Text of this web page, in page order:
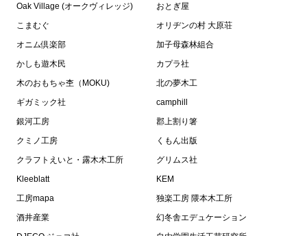
Oak Village (オークヴィレッジ)
おとぎ屋
こまむぐ
オリヂンの村 大原荘
オニム倶楽部
加子母森林組合
かしも遊木民
カプラ社
木のおもちゃ杢（MOKU)
北の夢木工
ギガミック社
camphill
銀河工房
郡上割り箸
クミノ工房
くもん出版
クラフトえいと・露木木工所
グリムス社
Kleeblatt
KEM
工房mapa
独楽工房 隈本木工所
酒井産業
幻冬舎エデュケーション